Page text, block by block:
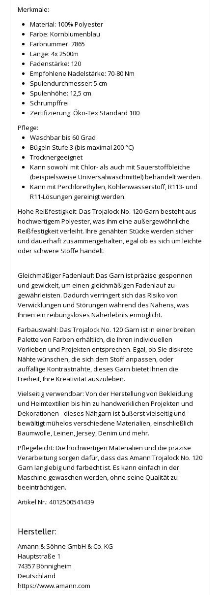
Merkmale:
Material: 100% Polyester
Farbe: Kornblumenblau
Farbnummer: 7865
Länge: 4x 2500m
Fadenstärke: 120
Empfohlene Nadelstärke: 70-80 Nm
Spulendurchmesser: 5 cm
Spulenhöhe: 12,5 cm
Schrumpffrei
Zertifizierung: Öko-Tex Standard 100
Pflege:
Waschbar bis 60 Grad
Bügeln Stufe 3 (bis maximal 200 °C)
Trocknergeeignet
Kann sowohl mit Chlor- als auch mit Sauerstoffbleiche
(beispielsweise Universalwaschmittel) behandelt werden.
Kann mit Perchlorethylen, Kohlenwasserstoff, R113- und
R11-Lösungen gereinigt werden.
Hohe Reißfestigkeit: Das Trojalock No. 120 Garn besteht aus
hochwertigem Polyester, was ihm eine außergewöhnliche
Reißfestigkeit verleiht. Ihre genähten Stücke werden sicher
und dauerhaft zusammengehalten, egal ob es sich um leichte
oder schwere Stoffe handelt.
Gleichmäßiger Fadenlauf: Das Garn ist präzise gesponnen
und gewickelt, um einen gleichmäßigen Fadenlauf zu
gewährleisten. Dadurch verringert sich das Risiko von
Verwicklungen und Störungen während des Nähens, was
Ihnen ein reibungsloses Näherlebnis ermöglicht.
Farbauswahl: Das Trojalock No. 120 Garn ist in einer breiten
Palette von Farben erhältlich, die Ihren individuellen
Vorlieben und Projekten entsprechen. Egal, ob Sie diskrete
Nähte wünschen, die sich dem Stoff anpassen, oder
auffällige Kontrastnähte, dieses Garn bietet Ihnen die
Freiheit, Ihre Kreativität auszuleben.
Vielseitig verwendbar: Von der Herstellung von Bekleidung
und Heimtextilien bis hin zu handwerklichen Projekten und
Dekorationen - dieses Nähgarn ist äußerst vielseitig und
bewältigt mühelos verschiedene Materialien, einschließlich
Baumwolle, Leinen, Jersey, Denim und mehr.
Pflegeleicht: Die hochwertigen Materialien und die präzise
Verarbeitung sorgen dafür, dass das Amann Trojalock No. 120
Garn langlebig und farbecht ist. Es kann einfach in der
Maschine gewaschen werden, ohne seine Qualität zu
beeinträchtigen.
Artikel Nr.: 4012500541439
Hersteller:
Amann & Söhne GmbH & Co. KG
Hauptstraße 1
74357 Bönnigheim
Deutschland
https://www.amann.com